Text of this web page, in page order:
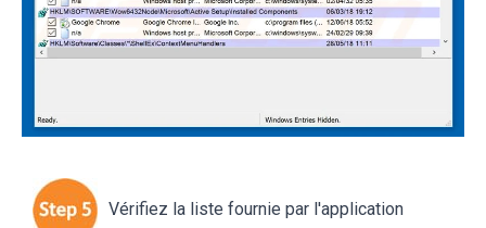
Vérifiez la liste fournie par l'application